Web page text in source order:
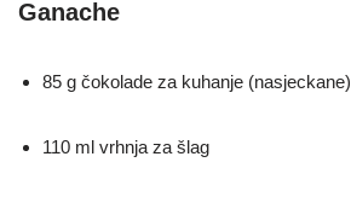
Ganache
85 g čokolade za kuhanje (nasjeckane)
110 ml vrhnja za šlag